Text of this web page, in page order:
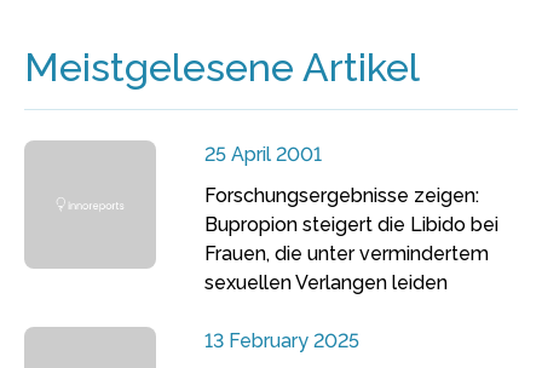
Meistgelesene Artikel
25 April 2001
Forschungsergebnisse zeigen:
Bupropion steigert die Libido bei
Frauen, die unter vermindertem
sexuellen Verlangen leiden
13 February 2025